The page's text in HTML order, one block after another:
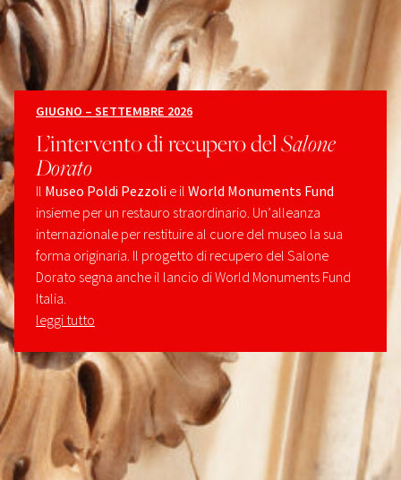
GIUGNO – SETTEMBRE 2026
L’intervento di recupero delSalone
Dorato
Il Museo Poldi Pezzoli e il World Monuments Fund
insieme per un restauro straordinario. Un’alleanza
internazionale per restituire al cuore del museo la sua
forma originaria. Il progetto di recupero del Salone
Dorato segna anche il lancio di World Monuments Fund
Italia.
leggi tutto